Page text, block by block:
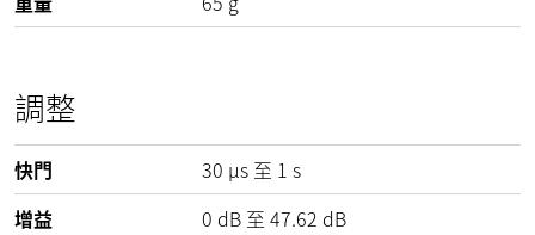
調整
快門
30 µs 至 1 s
增益
0 dB 至 47.62 dB